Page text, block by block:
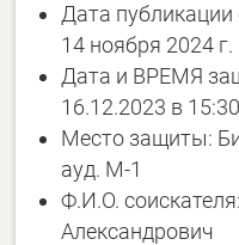
Дата
14 ноября 2024 г.
Дата и ВРЕМЯ
16.12.2023 в 15:30
Место защиты:
ауд. М-1
Ф.И.О.
Александрович